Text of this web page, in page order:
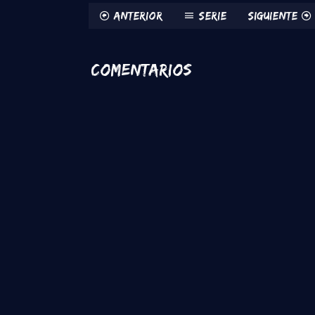
Anterior Serie Siguiente
Comentarios